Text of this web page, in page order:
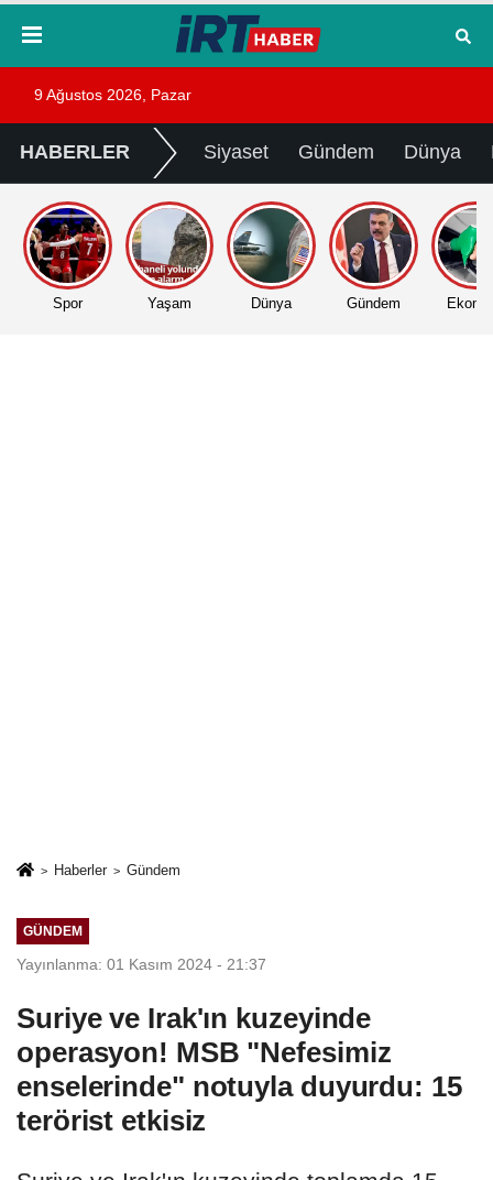
9 Ağustos 2026, Pazar
HABERLER Siyaset Gündem Dünya
Spor Yaşam Dünya Gündem
Haberler Gündem
GÜNDEM
Yayınlanma: 01 Kasım 2024 - 21:37
Suriye ve Irak'ın kuzeyinde
operasyon! MSB "Nefesimiz
enselerinde" notuyla duyurdu: 15
terörist etkisiz